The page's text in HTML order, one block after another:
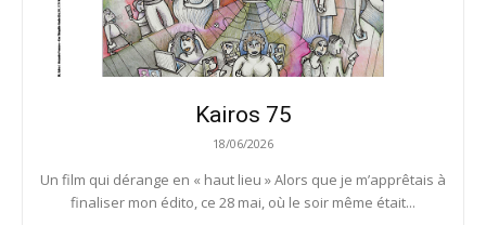
Kairos 75
18/06/2026
Un film qui dérange en « haut lieu » Alors que je m’apprêtais à
finaliser mon édito, ce 28 mai, où le soir même était...